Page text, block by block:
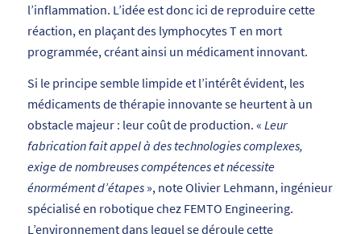
l’inflammation. L’idée est donc ici de reproduire cette
réaction, en plaçant des lymphocytes T en mort
programmée, créant ainsi un médicament innovant.
Si le principe semble limpide et l’intérêt évident, les
médicaments de thérapie innovante se heurtent à un
obstacle majeur : leur coût de production. « Leur
fabrication fait appel à des technologies complexes,
exige de nombreuses compétences et nécessite
énormément d’étapes», note Olivier Lehmann, ingénieur
spécialisé en robotique chez FEMTO Engineering.
L’environnement dans lequel se déroule cette